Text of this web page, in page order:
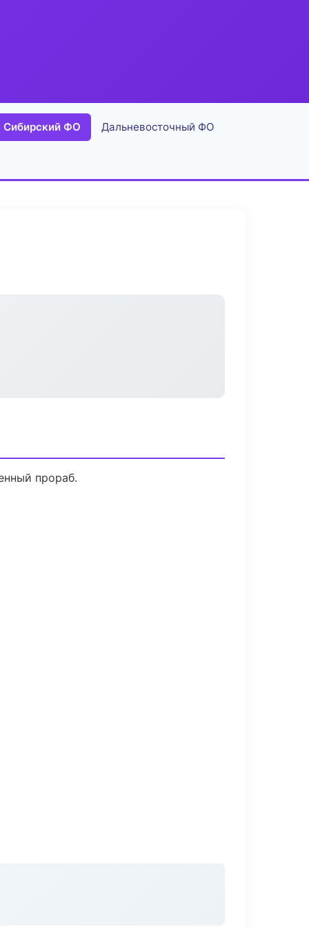
Сибирский ФО Дальневосточный ФО
прораб.